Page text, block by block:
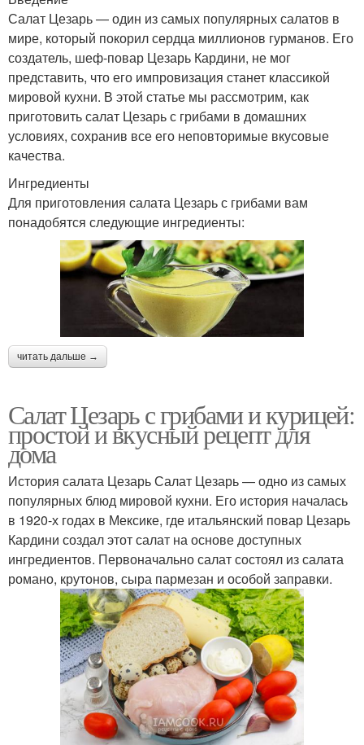
Салат Цезарь — один из самых популярных салатов в
мире, который покорил сердца миллионов гурманов. Его
создатель, шеф-повар Цезарь Кардини, не мог
представить, что его импровизация станет классикой
мировой кухни. В этой статье мы рассмотрим, как
приготовить салат Цезарь с грибами в домашних
условиях, сохранив все его неповторимые вкусовые
качества.
Ингредиенты
Для приготовления салата Цезарь с грибами вам
понадобятся следующие ингредиенты:
читать дальше →
Салат Цезарь с грибами и курицей:
простой и вкусный рецепт для
дома
История салата Цезарь Салат Цезарь — одно из самых
популярных блюд мировой кухни. Его история началась
в 1920-х годах в Мексике, где итальянский повар Цезарь
Кардини создал этот салат на основе доступных
ингредиентов. Первоначально салат состоял из салата
романо, крутонов, сыра пармезан и особой заправки.